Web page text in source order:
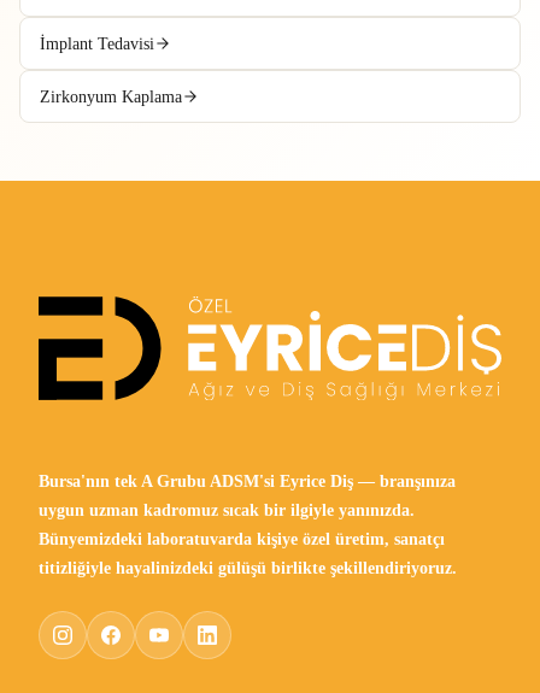
İmplant Tedavisi
Zirkonyum Kaplama
Bursa'nın tek A Grubu ADSM'si Eyrice Diş — branşınıza
uygun uzman kadromuz sıcak bir ilgiyle yanınızda.
Bünyemizdeki laboratuvarda kişiye özel üretim, sanatçı
titizliğiyle hayalinizdeki gülüşü birlikte şekillendiriyoruz.